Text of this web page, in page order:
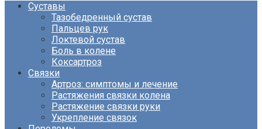
Суставы
Тазобедренный сустав
Пальцев рук
Локтевой сустав
Боль в колене
Коксартроз
Связки
Артроз: симптомы и лечение
Растяжения связки колена
Растяжение связки руки
Укрепление связок